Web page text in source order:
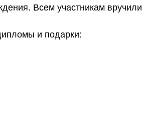
Всем участникам вручили
и подарки: